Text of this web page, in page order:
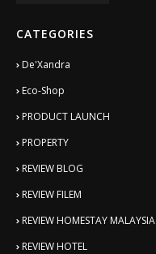
CATEGORIES
De'Xandra
Eco-Shop
PRODUCT LAUNCH
PROPERTY
REVIEW BLOG
REVIEW FILEM
REVIEW HOMESTAY MALAYSIA
REVIEW HOTEL